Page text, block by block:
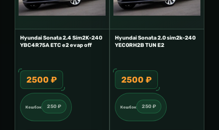
Hyundai Sonata 2.4 Sim2K-240
YBC4R75A ETC e2 evap off
2500 ₽
Кешбэк 250 ₽
Hyundai Sonata 2.0 sim2k-240
YEC0RH2B TUN E2
2500 ₽
Кешбэк 250 ₽